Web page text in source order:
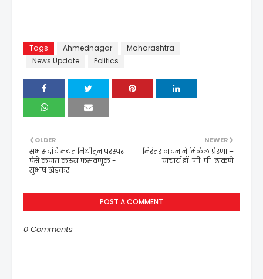
Tags Ahmednagar
Maharashtra
News Update
Politics
NEWER
निरंतर वाचनाने मिळेल प्रेरणा –
प्राचार्य डॉ. जी. पी. ढाकणे
OLDER
सभासदांचे मयत निधीतून परस्पर
पैसे कपात करून फसवणूक -
सुभाष खेडकर
POST A COMMENT
0 Comments